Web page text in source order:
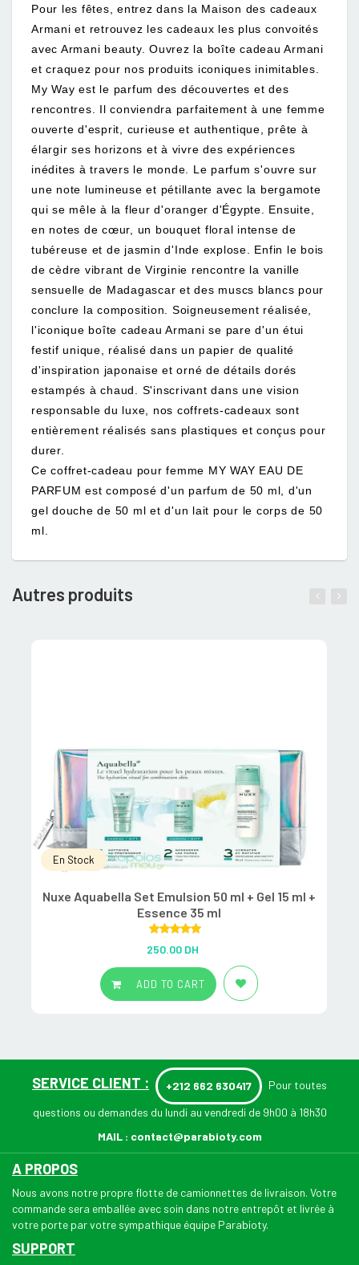
Pour les fêtes, entrez dans la Maison des cadeaux
Armani et retrouvez les cadeaux les plus convoités
avec Armani beauty. Ouvrez la boîte cadeau Armani
et craquez pour nos produits iconiques inimitables.
My Way est le parfum des découvertes et des
rencontres. Il conviendra parfaitement à une femme
ouverte d'esprit, curieuse et authentique, prête à
élargir ses horizons et à vivre des expériences
inédites à travers le monde. Le parfum s'ouvre sur
une note lumineuse et pétillante avec la bergamote
qui se mêle à la fleur d'oranger d'Égypte. Ensuite,
en notes de cœur, un bouquet floral intense de
tubéreuse et de jasmin d'Inde explose. Enfin le bois
de cèdre vibrant de Virginie rencontre la vanille
sensuelle de Madagascar et des muscs blancs pour
conclure la composition. Soigneusement réalisée,
l'iconique boîte cadeau Armani se pare d'un étui
festif unique, réalisé dans un papier de qualité
d'inspiration japonaise et orné de détails dorés
estampés à chaud. S'inscrivant dans une vision
responsable du luxe, nos coffrets-cadeaux sont
entièrement réalisés sans plastiques et conçus pour
durer.
Ce coffret-cadeau pour femme MY WAY EAU DE
PARFUM est composé d'un parfum de 50 ml, d'un
gel douche de 50 ml et d'un lait pour le corps de 50
ml.
Autres produits
En Stock
Nuxe Aquabella Set Emulsion 50 ml + Gel 15 ml +
Essence 35 ml
out of 5
250.00 DH
ADD TO CART
SERVICE CLIENT : +212 662 630417 Pour toutes
questions ou demandes du lundi au vendredi de 9h00 à 18h30
MAIL : contact@parabioty.com
A PROPOS
Nous avons notre propre flotte de camionnettes de livraison. Votre
commande sera emballée avec soin dans notre entrepôt et livrée à
votre porte par votre sympathique équipe Parabioty.
SUPPORT